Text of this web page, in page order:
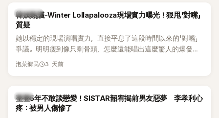
細身材下的超狂背肌與肩膀線條，反差感十足，讓不少網友看
傻直呼：「原來她身材這麼猛！」
熱議討論
韓娛熱議-Winter Lollapalooza現場實力曝光！狠甩「對嘴」
質疑
她以穩定的現場演唱實力，直接平息了這段時間以來的「對嘴」
爭議。明明瘦到像只剩骨頭，怎麼還能唱出這麼驚人的爆發力
和音量？
泡菜鄉民 3 天前
韓星
整整5年不敢談戀愛！SISTAR韶宥揭前男友惡夢 李孝利心
疼：被男人傷慘了